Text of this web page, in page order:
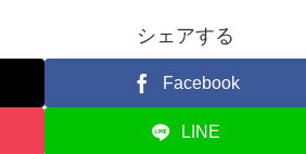
シェアする
Facebook
LINE